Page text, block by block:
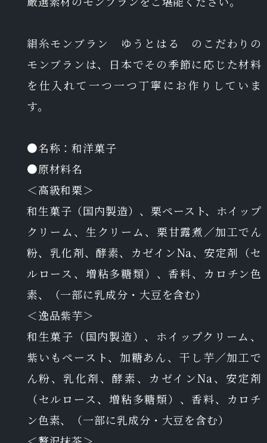
絹糸モンブラン ゆうとはる のこだわりの
モンブランは、日本でその季節に応じた材料
を仕入れて一つ一つ丁寧にお作りしていま
す。
●名称：和洋菓子
●原材料名
＜高級和栗＞
和生菓子（国内製造）、栗ペースト、ホイップ
クリーム、生クリーム、栗甘露煮／加工でん
粉、乳化剤、酵素、カゼインNa、安定剤（セ
ルロース、増粘多糖類）、香料、カロチン色
素、（一部に乳成分・大豆を含む）
＜逸品紫芋＞
和生菓子（国内製造）、ホイップクリーム、
紫いもペースト、加糖あん、干し芋／加工で
ん粉、乳化剤、酵素、カゼインNa、安定剤
（セルロース、増粘多糖類）、香料、カロチ
ン色素、（一部に乳成分・大豆を含む）